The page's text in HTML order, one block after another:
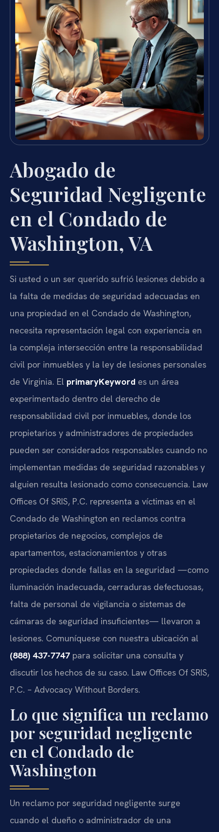
Abogado de
Seguridad Negligente
en el Condado de
Washington, VA
Si usted o un ser querido sufrió lesiones debido a
la falta de medidas de seguridad adecuadas en
una propiedad en el Condado de Washington,
necesita representación legal con experiencia en
la compleja intersección entre la responsabilidad
civil por inmuebles y la ley de lesiones personales
de Virginia. El primaryKeyword es un área
experimentado dentro del derecho de
responsabilidad civil por inmuebles, donde los
propietarios y administradores de propiedades
pueden ser considerados responsables cuando no
implementan medidas de seguridad razonables y
alguien resulta lesionado como consecuencia. Law
Offices Of SRIS, P.C. representa a víctimas en el
Condado de Washington en reclamos contra
propietarios de negocios, complejos de
apartamentos, estacionamientos y otras
propiedades donde fallas en la seguridad —como
iluminación inadecuada, cerraduras defectuosas,
falta de personal de vigilancia o sistemas de
cámaras de seguridad insuficientes— llevaron a
lesiones. Comuníquese con nuestra ubicación al
(888) 437-7747 para solicitar una consulta y
discutir los hechos de su caso. Law Offices Of SRIS,
P.C. – Advocacy Without Borders.
Lo que significa un reclamo
por seguridad negligente
en el Condado de
Washington
Un reclamo por seguridad negligente surge
cuando el dueño o administrador de una